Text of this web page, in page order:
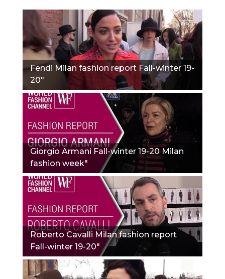
Fendi Milan fashion report Fall-winter 19-
20"
Giorgio Armani Fall-winter 19-20 Milan
fashion week"
Roberto Cavalli Milan fashion report
Fall-winter 19-20"